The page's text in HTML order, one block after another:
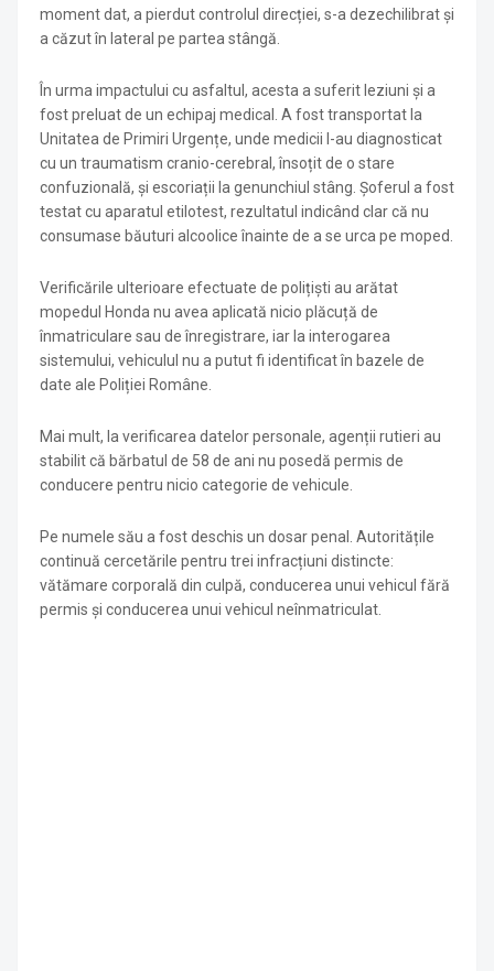
moment dat, a pierdut controlul direcției, s-a dezechilibrat și
a căzut în lateral pe partea stângă.
În urma impactului cu asfaltul, acesta a suferit leziuni și a
fost preluat de un echipaj medical. A fost transportat la
Unitatea de Primiri Urgențe, unde medicii l-au diagnosticat
cu un traumatism cranio-cerebral, însoțit de o stare
confuzională, și escoriații la genunchiul stâng. Șoferul a fost
testat cu aparatul etilotest, rezultatul indicând clar că nu
consumase băuturi alcoolice înainte de a se urca pe moped.
Verificările ulterioare efectuate de polițiști au arătat
mopedul Honda nu avea aplicată nicio plăcuță de
înmatriculare sau de înregistrare, iar la interogarea
sistemului, vehiculul nu a putut fi identificat în bazele de
date ale Poliției Române.
Mai mult, la verificarea datelor personale, agenții rutieri au
stabilit că bărbatul de 58 de ani nu posedă permis de
conducere pentru nicio categorie de vehicule.
Pe numele său a fost deschis un dosar penal. Autoritățile
continuă cercetările pentru trei infracțiuni distincte:
vătămare corporală din culpă, conducerea unui vehicul fără
permis și conducerea unui vehicul neînmatriculat.